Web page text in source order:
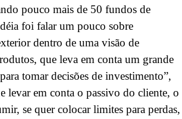
pouco mais de 50 fundos de
foi falar um pouco sobre
dentro de uma visão de
que leva em conta um grande
tomar decisões de investimento”,
levar em conta o passivo do cliente, o
se quer colocar limites para perdas,